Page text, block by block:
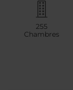
255
Chambres